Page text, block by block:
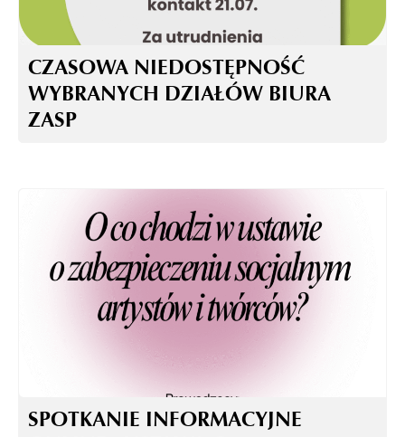
CZASOWA NIEDOSTĘPNOŚĆ
WYBRANYCH DZIAŁÓW BIURA
ZASP
SPOTKANIE INFORMACYJNE